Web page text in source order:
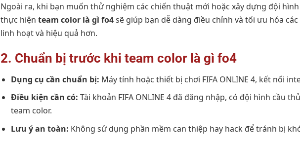
Ngoài ra, khi bạn muốn thử nghiệm các chiến thuật mới hoặc xây dựng đội
thực hiện team color là gì fo4sẽ giúp bạn dễ dàng điều chỉnh và tối ưu hóa
linh hoạt và hiệu quả hơn.
2. Chuẩn bị trước khi team color là gì fo4
Dụng cụ cần chuẩn bị: Máy tính hoặc thiết bị chơi FIFA ONLINE 4, kết nối
Điều kiện cần có: Tài khoản FIFA ONLINE 4 đã đăng nhập, có đội hình cầu
team color.
Lưu ý an toàn: Không sử dụng phần mềm can thiệp hay hack để tránh bị